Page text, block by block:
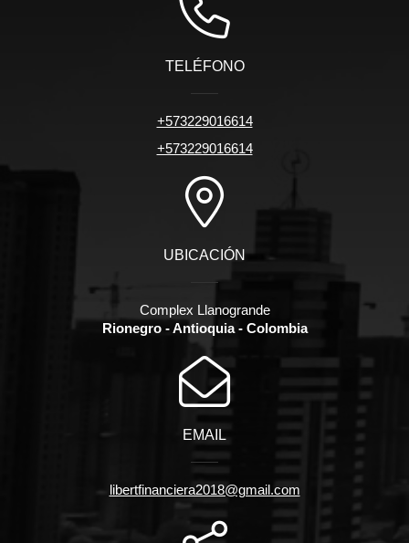
TELÉFONO
+573229016614
+573229016614
UBICACIÓN
Complex Llanogrande
Rionegro - Antioquia - Colombia
EMAIL
libertfinanciera2018@gmail.com